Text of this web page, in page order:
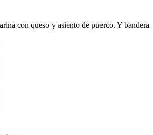
con queso y asiento de puerco. Y bandera